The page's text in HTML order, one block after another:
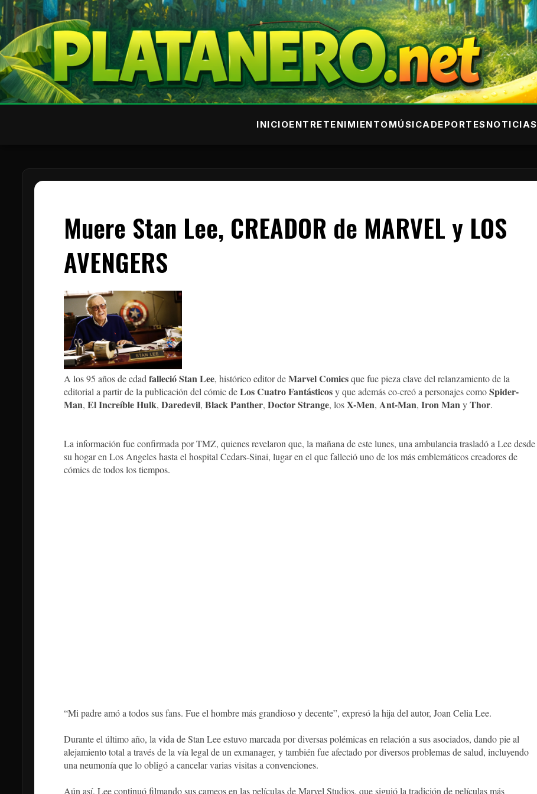
INICIOENTRETENIMIENTOMÚSICA DEPORTESNOTICIAS
Muere Stan Lee, CREADOR de MARVEL y LOS
AVENGERS
A los 95 años de edad falleció Stan Lee, histórico editor deMarvel Comicsque fue pieza clave del relanzamiento de la
editorial a partir de la publicación del cómic deLos Cuatro Fantásticosy que además co-creó a personajes comoSpider-
Man, El Increíble Hulk, Daredevil, Black Panther, Doctor Strange, losX-Men, Ant-Man, Iron ManyThor.
La información fue confirmada por TMZ, quienes revelaron que, la mañana de este lunes, una ambulancia trasladó a Lee desde
su hogar en Los Angeles hasta el hospital Cedars-Sinai, lugar en el que falleció uno de los más emblemáticos creadores de
cómics de todos los tiempos.
“Mi padre amó a todos sus fans. Fue el hombre más grandioso y decente”, expresó la hija del autor, Joan Celia Lee.
Durante el último año, la vida de Stan Lee estuvo marcada por diversas polémicas en relación a sus asociados, dando pie al
alejamiento total a través de la vía legal de un exmanager, y también fue afectado por diversos problemas de salud, incluyendo
una neumonía que lo obligó a cancelar varias visitas a convenciones.
Aún así, Lee continuó filmando sus cameos en las películas de Marvel Studios, que siguió la tradición de películas más